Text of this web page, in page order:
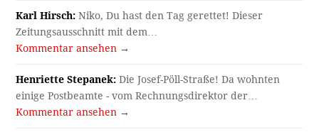
Karl Hirsch: Niko, Du hast den Tag gerettet! Dieser
Zeitungsausschnitt mit dem…
Kommentar ansehen →
Henriette Stepanek: Die Josef-Pöll-Straße! Da wohnten
einige Postbeamte - vom Rechnungsdirektor der…
Kommentar ansehen →